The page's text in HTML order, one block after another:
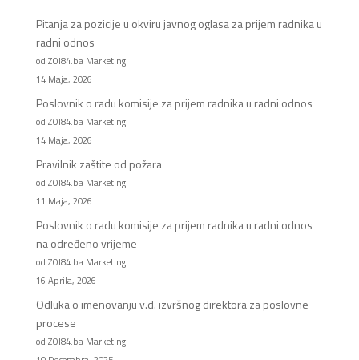
Pitanja za pozicije u okviru javnog oglasa za prijem radnika u
radni odnos
od ZOI84.ba Marketing
14 Maja, 2026
Poslovnik o radu komisije za prijem radnika u radni odnos
od ZOI84.ba Marketing
14 Maja, 2026
Pravilnik zaštite od požara
od ZOI84.ba Marketing
11 Maja, 2026
Poslovnik o radu komisije za prijem radnika u radni odnos
na određeno vrijeme
od ZOI84.ba Marketing
16 Aprila, 2026
Odluka o imenovanju v.d. izvršnog direktora za poslovne
procese
od ZOI84.ba Marketing